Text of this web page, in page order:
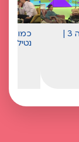
כמו גדולים, עונה 3 |
נטילת